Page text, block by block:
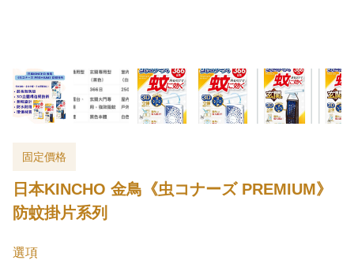
固定價格
日本KINCHO 金鳥《虫コナーズ PREMIUM》
防蚊掛片系列
選項